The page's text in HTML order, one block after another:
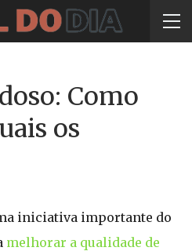
Como
os
iniciativa importante do
melhorar a qualidade de